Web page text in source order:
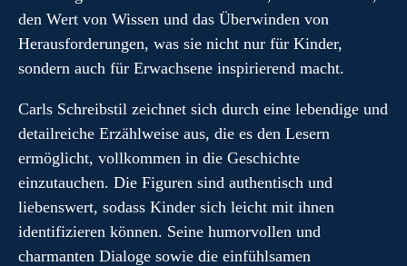
den Wert von Wissen und das Überwinden von
Herausforderungen, was sie nicht nur für Kinder,
sondern auch für Erwachsene inspirierend macht.
Carls Schreibstil zeichnet sich durch eine lebendige und
detailreiche Erzählweise aus, die es den Lesern
ermöglicht, vollkommen in die Geschichte
einzutauchen. Die Figuren sind authentisch und
liebenswert, sodass Kinder sich leicht mit ihnen
identifizieren können. Seine humorvollen und
charmanten Dialoge sowie die einfühlsamen